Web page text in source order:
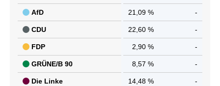
AfD 21,09 % -
CDU 22,60 % -
FDP 2,90 % -
GRÜNE/B 90 8,57 % -
Die Linke 14,48 % -